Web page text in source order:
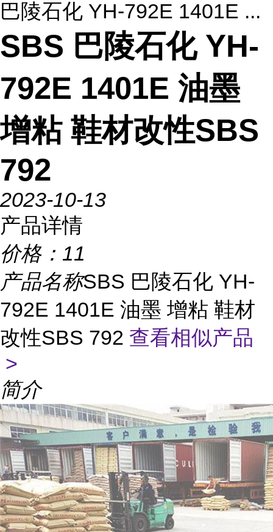
巴陵石化 YH-792E 1401E ...
SBS 巴陵石化 YH-
792E 1401E 油墨
增粘 鞋材改性SBS
792
2023-10-13
产品详情
价格： 11
产品名称SBS 巴陵石化 YH-
792E 1401E 油墨 增粘 鞋材
改性SBS 792 查看相似产品
>
简介